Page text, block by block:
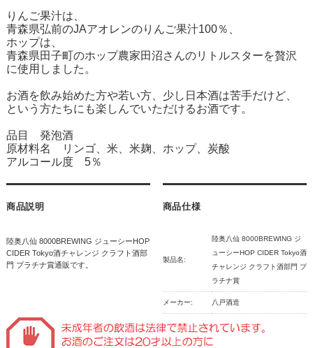
りんご果汁は、
青森県弘前のJAアオレンのりんご果汁100％、
ホップは、
青森県田子町のホップ農家田沼さんのリトルスターを贅沢
に使用しました。
お酒を飲み始めた方や若い方、少し日本酒は苦手だけど、
という方たちにも楽しんでいただけるお酒です。
品目 発泡酒
原材料名 リンゴ、米、米麹、ホップ、炭酸
アルコール度 5％
商品説明
陸奥八仙 8000BREWING ジューシーHOP
CIDER Tokyo酒チャレンジ クラフト酒部
門 プラチナ賞通販です。
商品仕様
製品名:
陸奥八仙 8000BREWING ジ
ューシーHOP CIDER Tokyo酒
チャレンジ クラフト酒部門 プ
ラチナ賞
メーカー: 八戸酒造